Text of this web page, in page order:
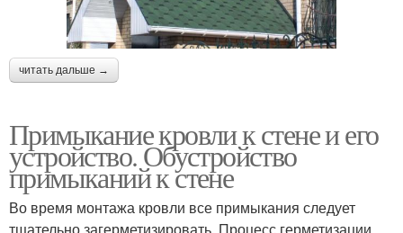
читать дальше →
Примыкание кровли к стене и его
устройство. Обустройство
примыканий к стене
Во время монтажа кровли все примыкания следует